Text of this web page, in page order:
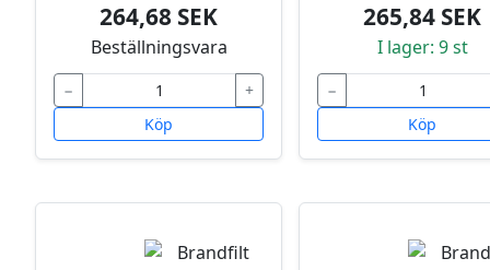
264,68 SEK
Beställningsvara
−
+
Köp
265,84 SEK
I lager: 9 st
−
Köp